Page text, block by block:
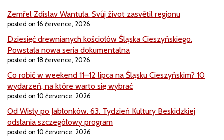
Zemřel Zdislav Wantuła. Svůj život zasvětil regionu
posted on 16 července, 2026
Dziesięć drewnianych kościołów Śląska Cieszyńskiego.
Powstała nowa seria dokumentalna
posted on 18 července, 2026
Co robić w weekend 11–12 lipca na Śląsku Cieszyńskim? 10
wydarzeń, na które warto się wybrać
posted on 10 července, 2026
Od Wisły po Jabłonków. 63. Tydzień Kultury Beskidzkiej
odsłania szczegółowy program
posted on 10 července, 2026